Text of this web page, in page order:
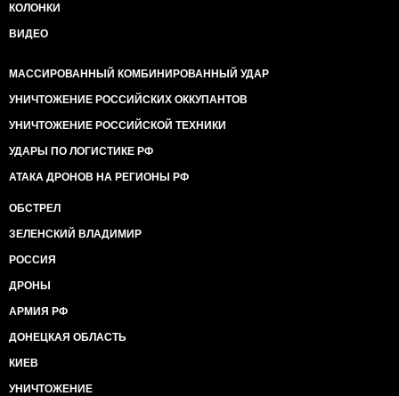
КОЛОНКИ
ВИДЕО
МАССИРОВАННЫЙ КОМБИНИРОВАННЫЙ УДАР
УНИЧТОЖЕНИЕ РОССИЙСКИХ ОККУПАНТОВ
УНИЧТОЖЕНИЕ РОССИЙСКОЙ ТЕХНИКИ
УДАРЫ ПО ЛОГИСТИКЕ РФ
АТАКА ДРОНОВ НА РЕГИОНЫ РФ
ОБСТРЕЛ
ЗЕЛЕНСКИЙ ВЛАДИМИР
РОССИЯ
ДРОНЫ
АРМИЯ РФ
ДОНЕЦКАЯ ОБЛАСТЬ
КИЕВ
УНИЧТОЖЕНИЕ